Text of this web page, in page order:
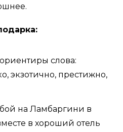
слова:
экзотично, престижно,
на Ламбаргини в
в хороший отель